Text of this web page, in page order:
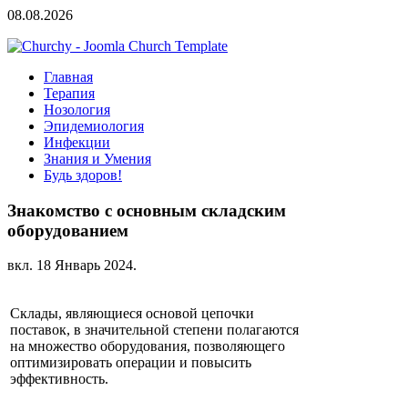
08.08.2026
Главная
Терапия
Нозология
Эпидемиология
Инфекции
Знания и Умения
Будь здоров!
Знакомство с основным складским
оборудованием
вкл. 18 Январь 2024.
Склады, являющиеся основой цепочки
поставок, в значительной степени полагаются
на множество оборудования, позволяющего
оптимизировать операции и повысить
эффективность.